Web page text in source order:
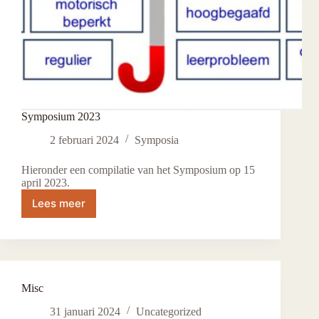
Symposium 2023
2 februari 2024
Symposia
Hieronder een compilatie van het Symposium op 15
april 2023.
Lees meerSymposium
Misc
31 januari 2024
Uncategorized